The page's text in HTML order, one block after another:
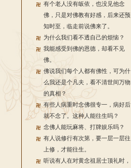
有个老人没有皈依，也没见他念
佛，只是对佛教有好感，后来还预
知时至，临走前说佛来了。
为什么我们看不透自己的烦恼？
我能感受到佛的恩德，却看不见
佛。
佛说我们每个人都有佛性，可为什
么我还是个凡夫，看不清世间万物
的真相？
有些人病重时念佛很专一，病好后
就不念了。这种人能往生吗？
念佛人能玩麻将、打牌娱乐吗？
有人说修行有次第，要一层一层往
上修，才能往生。
听说有人在对黄念祖居士顶礼时，